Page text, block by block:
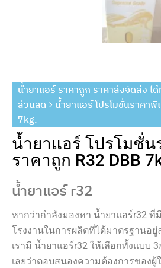
น้ำยาแอร์ ราคาถูก ราคาส่งจัดส่ง ไ
ส่วนลด
น้ำยาแอร์ โปรโมชั่นราคา
7kg.
น้ำยาแอร์ โปรโมชั่น
ราคาถูก R32 DBB
น้ำยาแอร์ r32
หากว่ากำลังมองหา น้ำยาแอร์r32 ที่
โรงงานในการผลิตที่ได้มาตรฐานอยู่
เรามี น้ำยาแอร์r32 ให้เลือกทั้งแบบ
เลยว่าตอบสนองความต้องการของ